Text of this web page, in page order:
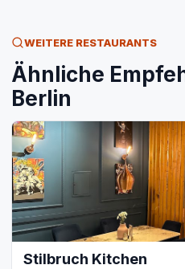
WEITERE RESTAURANTS
Ähnliche
Berlin
Stilbruch Kitchen